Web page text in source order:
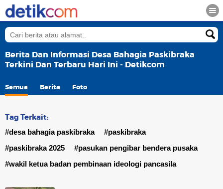
Berita Dan Informasi Desa Bahagia Paskibraka
Terkini Dan Terbaru Hari Ini - Detikcom
Semua Berita Foto
Tag Terkait:
#desa bahagia paskibraka
#paskibraka
#paskibraka 2025
#pasukan pengibar bendera pusaka
#wakil ketua badan pembinaan ideologi pancasila